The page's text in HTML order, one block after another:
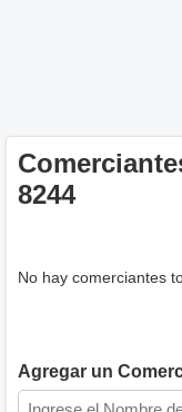
8244
No hay comerciantes
Agregar un